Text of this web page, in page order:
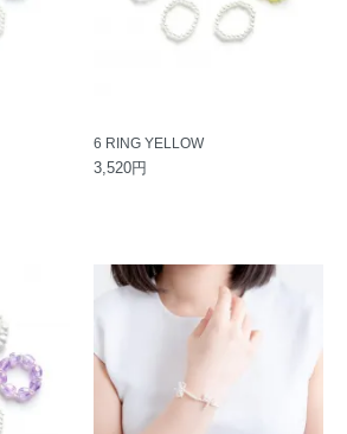
6 RING YELLOW
3,520円